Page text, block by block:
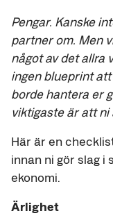
Pengar. Kanske
partner om. Men
något av det allra
ingen blueprint
borde hantera er
viktigaste är att ni
Här är en
innan ni gör slag i
ekonomi.
Ärlighet